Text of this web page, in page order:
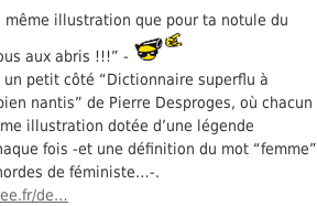
même illustration que pour ta notule du
aux abris !!!” -
petit côté “Dictionnaire superflu à
nantis” de Pierre Desproges, où chacun
illustration dotée d’une légende
fois -et une définition du mot “femme”
de féministe…-.
de…